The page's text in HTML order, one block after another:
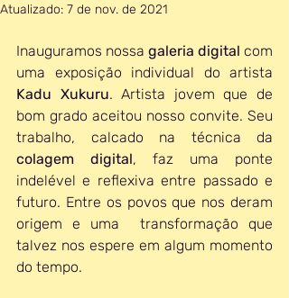
Atualizado: 7 de nov. de 2021
Inauguramos nossa galeria digital com
Kadu Xukuru. Artista jovem que de
bom grado aceitou nosso convite. Seu
colagem digital, faz uma ponte
indelével e reflexiva entre passado e
futuro. Entre os povos que nos deram
origem e uma  transformação que
talvez nos espere em algum momento
do tempo.